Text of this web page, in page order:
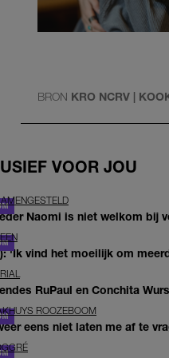
BRON KRO NCRV |
VOOR JOU
Naomi is niet welkom bij
'Ik vind het moeilijk om
RuPaul en Conchita
ROOZEBOOM
eens niet laten me af te